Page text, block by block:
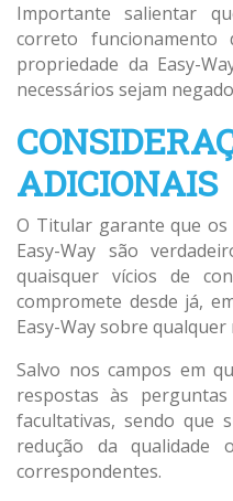
Importante salientar
correto
propriedade da Easy-
necessários sejam
ADICIONAIS
O Titular garante que os
Easy-Way são
quaisquer vícios de
compromete desde já,
Easy-Way sobre
Salvo nos campos em
respostas às
facultativas, sendo que
redução da qualidade
correspondentes.